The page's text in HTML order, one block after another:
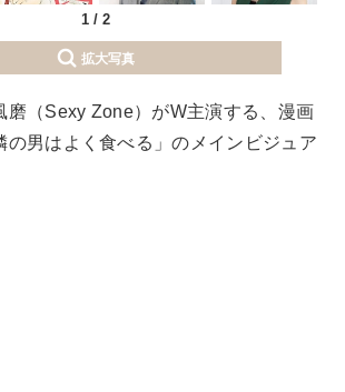
1 / 2
拡大写真
磨（Sexy Zone）がW主演する、漫画
の男はよく食べる」のメインビジュア